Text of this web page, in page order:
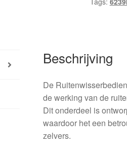
Beschrijving
De
de werking van de
Dit onderdeel is
waardoor het een
zelvers.